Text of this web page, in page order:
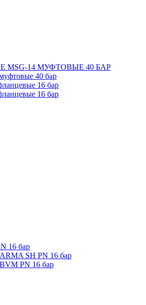
14 МУФТОВЫЕ 40 БАР
40 бар
16 бар
16 бар
16 бар
SH PN 16 бар
PN 16 бар